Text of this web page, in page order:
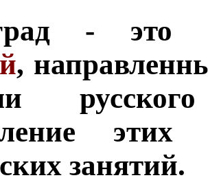
- это
,
занятий.